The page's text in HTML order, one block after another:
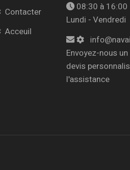
Contacter
Acceuil
08:30 à 16:00
Lundi - Vendredi
Envoyez-nous
devis
l'assistance